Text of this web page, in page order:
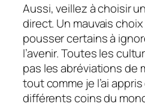
Aussi, veillez à choisir
direct. Un mauvais
pousser certains à
l’avenir. Toutes les
pas les abréviations de
tout comme je l’ai
différents coins du